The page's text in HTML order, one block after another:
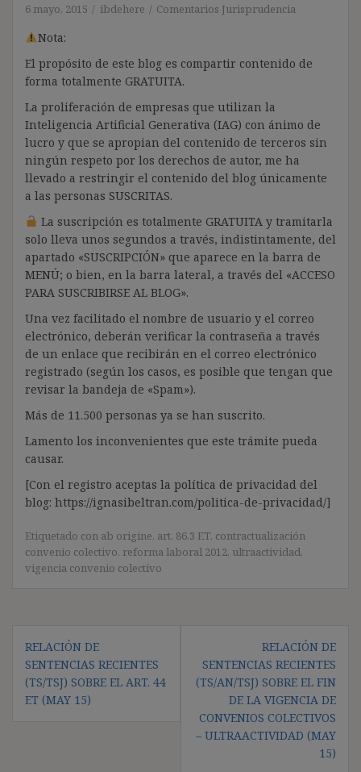
6 mayo, 2015 ibdehere Comentarios Jurisprudencia
Nota:
El propósito de este blog es compartir contenido de
forma totalmente GRATUITA.
La proliferación de empresas que utilizan la
Inteligencia Artificial Generativa (IAG) con ánimo de
lucro y que se apropian del contenido de terceros sin
ningún respeto por los derechos de autor, me ha
llevado a restringir el contenido del blog únicamente
a las personas SUSCRITAS.
La suscripción es totalmente GRATUITA y tramitarla
solo lleva unos segundos a través, indistintamente, del
apartado «SUSCRIPCIÓN» que aparece en la barra de
MENÚ; o bien, en la barra lateral, a través del «ACCESO
PARA SUSCRIBIRSE AL BLOG».
Una vez facilitado el nombre de usuario y el correo
electrónico, deberán verificar la contraseña a través
de un enlace que recibirán en el correo electrónico
registrado (según los casos, es posible que tengan que
revisar la bandeja de «Spam»).
Más de 11.500 personas ya se han suscrito.
Lamento los inconvenientes que este trámite pueda
causar.
[Con el registro aceptas la política de privacidad del
blog: https://ignasibeltran.com/politica-de-privacidad/]
Etiquetado con ab origine, art. 86.3 ET, contractualización
convenio colectivo, reforma laboral 2012, ultraactividad,
vigencia convenio colectivo
Navegación
de
entradas
RELACIÓN DE
SENTENCIAS RECIENTES
(TS/TSJ) SOBRE EL ART. 44
ET (MAY 15)
RELACIÓN DE
SENTENCIAS RECIENTES
(TS/AN/TSJ) SOBRE EL FIN
DE LA VIGENCIA DE
CONVENIOS COLECTIVOS
– ULTRAACTIVIDAD (MAY
15)